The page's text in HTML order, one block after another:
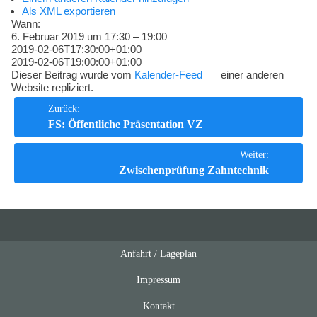
Kompetenzen
Als XML exportieren
Wann:
6. Februar 2019 um 17:30 – 19:00
2019-02-06T17:30:00+01:00
2019-02-06T19:00:00+01:00
Dieser Beitrag wurde vom Kalender-Feed
einer anderen
Website repliziert.
Beitrags-
Navigation
Zurück:
FS: Öffentliche Präsentation VZ
Weiter:
Zwischenprüfung Zahntechnik
Anfahrt / Lageplan
Impressum
Kontakt
Feeds oben